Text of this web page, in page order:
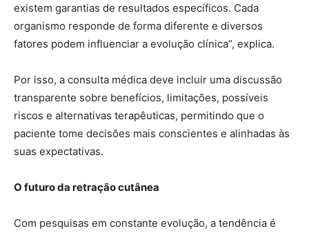
existem garantias de resultados específicos. Cada
organismo responde de forma diferente e diversos
fatores podem influenciar a evolução clínica”, explica.
Por isso, a consulta médica deve incluir uma discussão
transparente sobre benefícios, limitações, possíveis
riscos e alternativas terapêuticas, permitindo que o
paciente tome decisões mais conscientes e alinhadas às
suas expectativas.
O futuro da retração cutânea
Com pesquisas em constante evolução, a tendência é